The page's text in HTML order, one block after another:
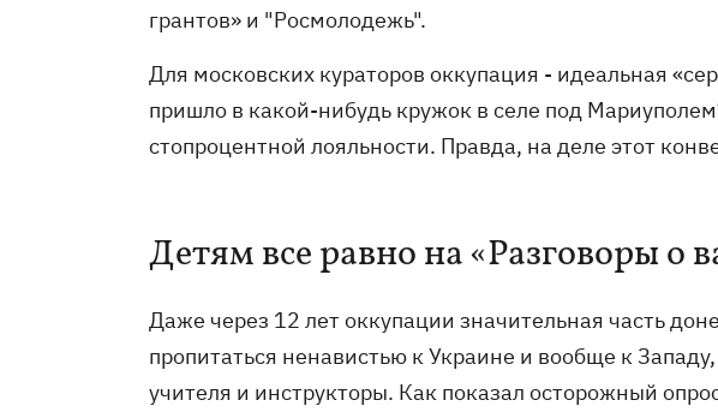
грантов» и "Росмолодежь".
Для московских кураторов оккупация - идеальная
пришло в какой-нибудь кружок в селе под
стопроцентной лояльности. Правда, на деле этот
Детям все равно на «Разговоры о
Даже через 12 лет оккупации значительная часть
пропитаться ненавистью к Украине и вообще к
учителя и инструкторы. Как показал осторожный